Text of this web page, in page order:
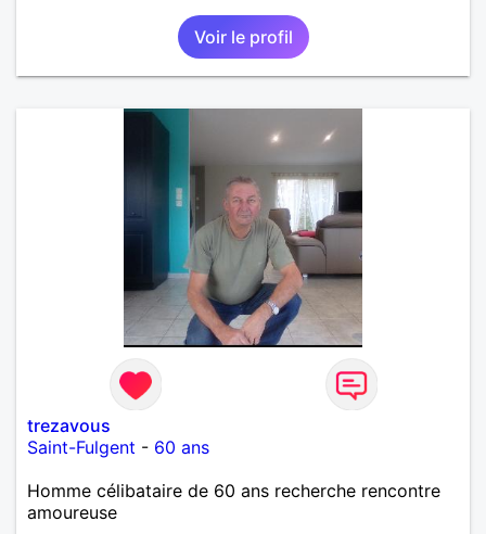
Voir le profil
trezavous
Saint-Fulgent - 60 ans
Homme célibataire de 60 ans recherche rencontre
amoureuse